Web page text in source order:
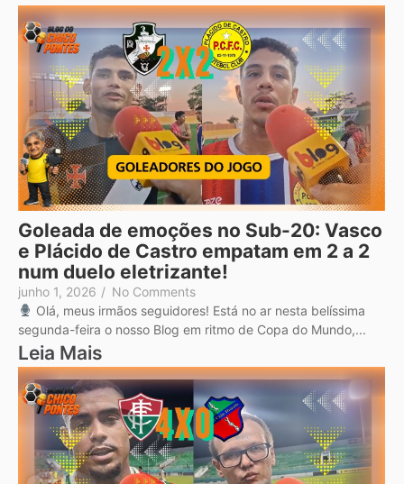
Goleada de emoções no Sub-20: Vasco
e Plácido de Castro empatam em 2 a 2
num duelo eletrizante!
junho 1, 2026 / No Comments
Olá, meus irmãos seguidores! Está no ar nesta belíssima
segunda-feira o nosso Blog em ritmo de Copa do Mundo,...
Leia Mais